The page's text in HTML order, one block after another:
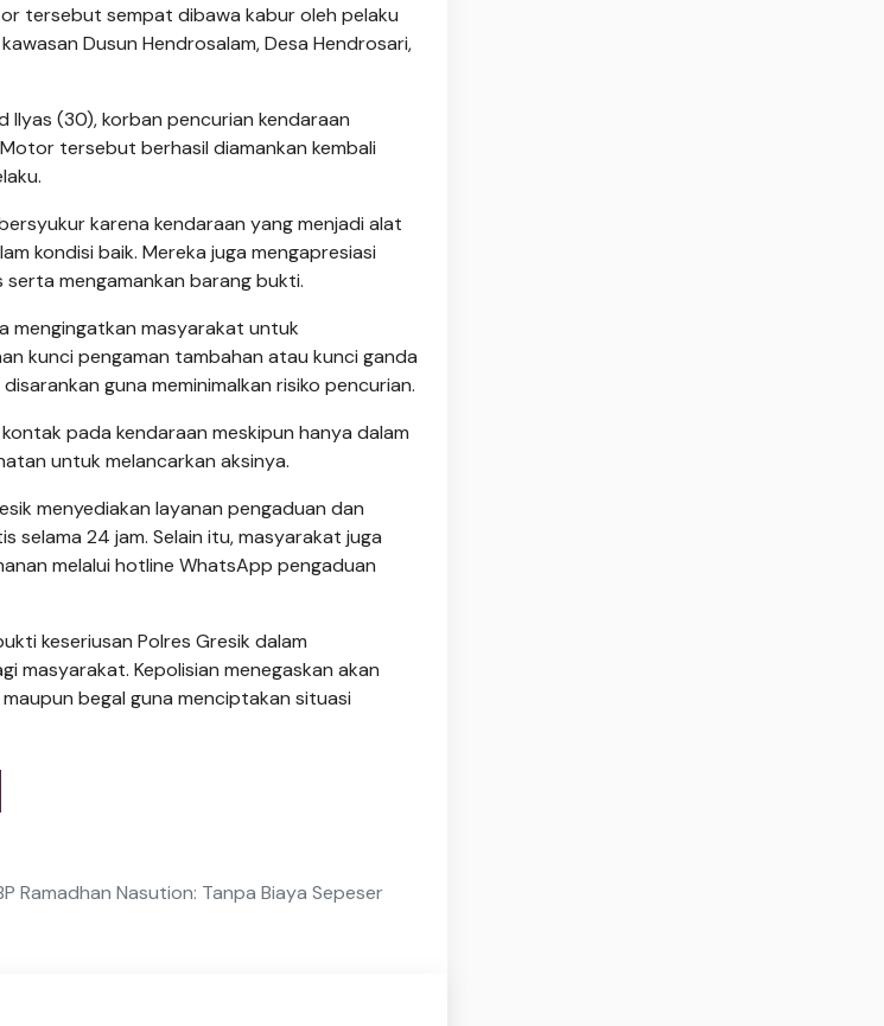
tersebut sempat dibawa kabur oleh pelaku
Dusun Hendrosalam, Desa Hendrosari,
Ilyas (30), korban pencurian kendaraan
tersebut berhasil diamankan kembali
karena kendaraan yang menjadi alat
kondisi baik. Mereka juga mengapresiasi
serta mengamankan barang bukti.
mengingatkan masyarakat untuk
kunci pengaman tambahan atau kunci ganda
guna meminimalkan risiko pencurian.
pada kendaraan meskipun hanya dalam
untuk melancarkan aksinya.
menyediakan layanan pengaduan dan
selama 24 jam. Selain itu, masyarakat juga
melalui hotline WhatsApp pengaduan
keseriusan Polres Gresik dalam
masyarakat. Kepolisian menegaskan akan
begal guna menciptakan situasi
Ramadhan Nasution: Tanpa Biaya Sepeser